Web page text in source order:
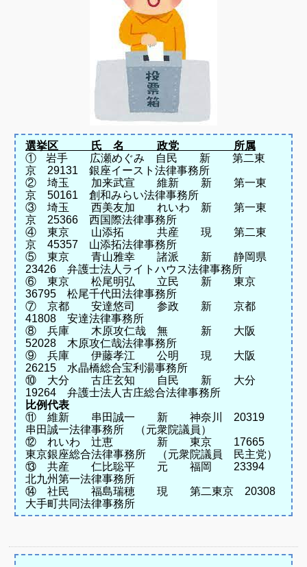
選挙区 氏 名 政党 所属
①
岩手 広瀬めぐみ 自民 新 第二東
京 29131 銀座イースト法律事務所
② 埼玉 加来武宣 維新 新 第一東
京 50161 創和みらい法律事務所
③ 埼玉 西美友加 れいわ 新 第一東
京 25366 西国際法律事務所
④ 東京 山添拓 共産 現 第二東
京 45357 山添拓法律事務所
⑤ 東京 青山雅幸 諸派 新 静岡県
23426 弁護士法人ライトハウス法律事務所
⑥ 東京 松尾明弘 立民 新 東京
36795 松尾千代田法律事務所
⑦京都 安達悠司 参政 新 京都
41808 安達法律事務所
⑧ 兵庫 木原攻仁哉 無 新 大阪
52028 木原攻仁哉法律事務所
⑨ 兵庫 伊藤孝江 公明 現 大阪
26215 水晶橋総合宝利湯事務所
⑩ 大分 古庄玄知 自民 新 大分
19264 弁護士法人古庄総合法律事務所
比例代表
⑪ 維新 串田誠一 新 神奈川 20319
串田誠一法律事務所 （元衆院議員）
⑫ れいわ 辻恵 新 東京 17665
東京銀座総合法律事務所 （元衆院議員 民主党）
⑬ 共産 仁比聡平 元 福岡 23394
北九州第一法律事務所
⑭ 社民 福島瑞穂 現 第二東京 20308
大手町共同法律事務所